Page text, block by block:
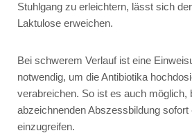
Stuhlgang zu erleichtern, lässt sich
Laktulose erweichen.
Bei schwerem Verlauf ist eine
notwendig, um die Antibiotika
verabreichen. So ist es auch möglich,
abzeichnenden Abszessbildung
einzugreifen.